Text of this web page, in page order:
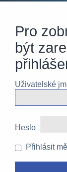
Pro
být
Uživatelské
Heslo
Přihlásit